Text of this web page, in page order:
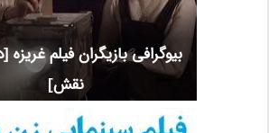
بیوگرافی بازیگران فیلم غریزه
نقش]